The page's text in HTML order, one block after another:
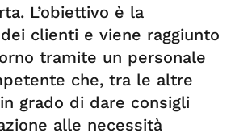
L’obiettivo è la
clienti e viene raggiunto
tramite un personale
che, tra le altre
grado di dare consigli
alle necessità